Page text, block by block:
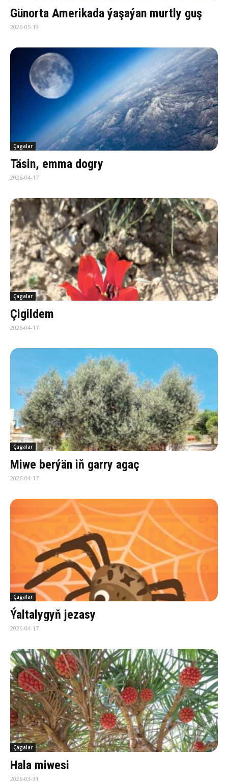
Gü­nor­ta Ame­ri­ka­da ýa­şa­ýan murt­ly guş
2026-05-19
Çagalar
Täsin, emma dogry
2026-04-17
Çagalar
Çigildem
2026-04-17
Çagalar
Miwe berýän iň garry agaç
2026-04-17
Çagalar
Ýaltalygyň jezasy
2026-04-17
Çagalar
Ha­la mi­we­si
2026-03-31